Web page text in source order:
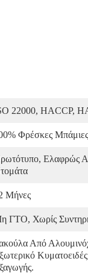
22000, HACCP,
Φρέσκες Μπάμιες
Ελαφρώς
Μήνες
ΓΤΟ, Χωρίς
Από